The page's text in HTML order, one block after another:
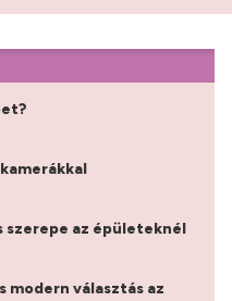
az épületeknél
választás az